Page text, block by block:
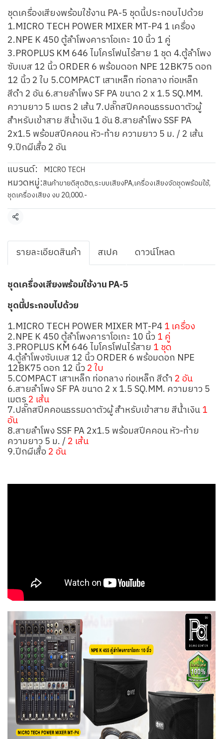
ชุดเครื่องเสียงพร้อมใช้งาน PA-5 ชุดนี้ประกอบไปด้วย
1.MICRO TECH POWER MIXER MT-P4 1 เครื่อง
2.NPE K 450 ตู้ลำโพงคาราโอเกะ 10 นิ้ว 1 คู่
3.PROPLUS KM 646 ไมโครโฟนไร้สาย 1 ชุด 4.ตู้ลำโพง
ซับเบส 12 นิ้ว ORDER 6 พร้อมดอก NPE 12BK75 ดอก
12 นิ้ว 2 ใบ 5.COMPACT เสาเหล็ก ท่อกลาง ท่อเหล็ก
สีดำ 2 อัน 6.สายลำโพง SF PA ขนาด 2 x 1.5 SQ.MM.
ความยาว 5 เมตร 2 เส้น 7.ปลั๊กสปีคคอนธรรมดาตัวผู้
สำหรับเข้าสาย สีน้ำเงิน 1 อัน 8.สายลำโพง SSF PA
2x1.5 พร้อมสปีคคอน หัว-ท้าย ความยาว 5 ม. / 2 เส้น
9.ปีกผีเสื้อ 2 อัน
แบรนด์:
MICRO TECH
หมวดหมู่:สินค้าขายดีสุดฮิต,ระบบเสียงPA,เครื่องเสียงจัดชุดพร้อมใช้,
ชุดเครื่องเสียง งบ 20,000.-
แชร์
รายละเอียดสินค้า สเปค ดาวน์โหลด
ชุดเครื่องเสียงพร้อมใช้งาน PA-5
ชุดนี้ประกอบไปด้วย
1.MICRO TECH POWER MIXER MT-P41 เครื่อง
2.NPE K 450 ตู้ลำโพงคาราโอเกะ 10 นิ้ว 1 คู่
3.PROPLUS KM 646 ไมโครโฟนไร้สาย 1 ชุด
4.ตู้ลำโพงซับเบส 12 นิ้ว ORDER 6 พร้อมดอก NPE
12BK75 ดอก 12 นิ้ว 2 ใบ
5.COMPACT เสาเหล็ก ท่อกลาง ท่อเหล็ก สีดำ 2 อัน
6.สายลำโพง SF PA ขนาด 2 x 1.5 SQ.MM. ความยาว 5
เมตร2 เส้น
7.ปลั๊กสปีคคอนธรรมดาตัวผู้ สำหรับเข้าสาย สีน้ำเงิน1
อัน
8.สายลำโพง SSF PA 2x1.5 พร้อมสปีคคอน หัว-ท้าย
ความยาว 5 ม. / 2 เส้น
9.ปีกผีเสื้อ 2 อัน